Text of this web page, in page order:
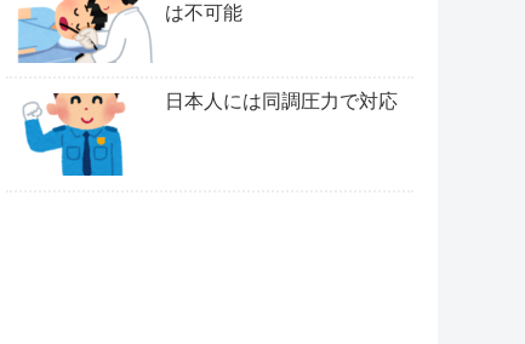
は不可能
日本人には同調圧力で対応